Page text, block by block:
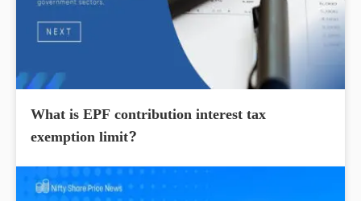
What is EPF contribution interest tax
exemption limit?